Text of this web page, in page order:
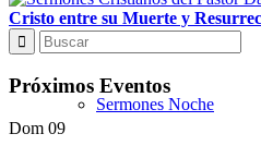
Sermones Noche
Cristo entre su Muerte y
Próximos Eventos
Dom 09